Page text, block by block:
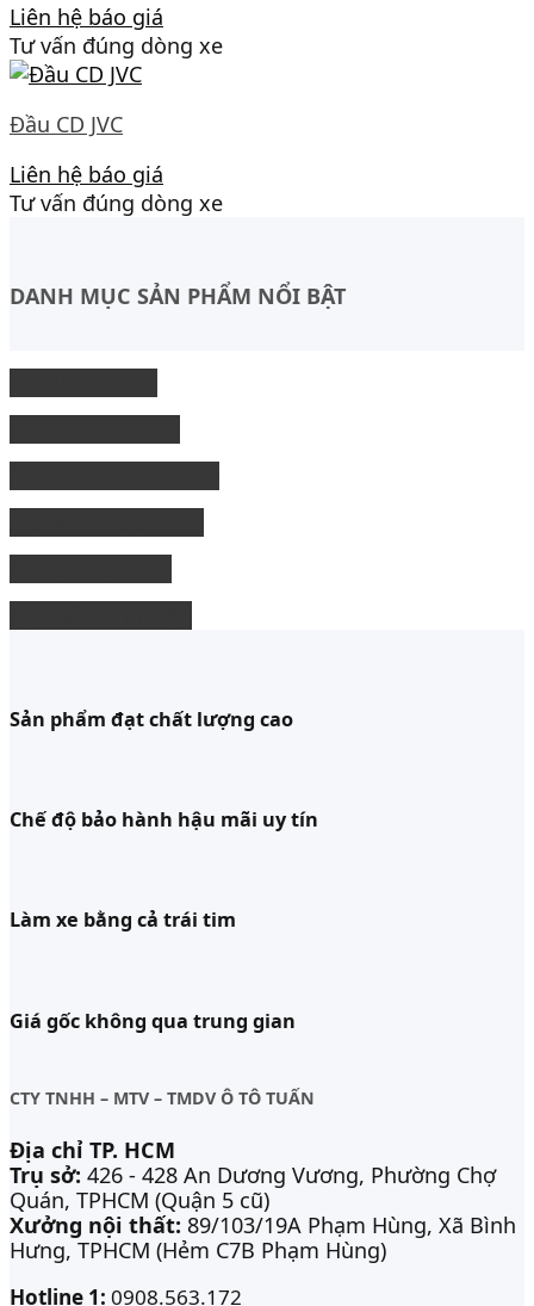
Liên hệ báo giá
Tư vấn đúng dòng xe
Đầu CD JVC
Liên hệ báo giá
Tư vấn đúng dòng xe
DANH MỤC SẢN PHẨM NỔI BẬT
Sản phẩm đạt chất lượng cao
Chế độ bảo hành hậu mãi uy tín
Làm xe bằng cả trái tim
Giá gốc không qua trung gian
CTY TNHH – MTV – TMDV Ô TÔ TUẤN
Địa chỉ TP. HCM
Trụ sở: 426 - 428 An Dương Vương, Phường Chợ
Quán, TPHCM (Quận 5 cũ)
Xưởng nội thất: 89/103/19A Phạm Hùng, Xã Bình
Hưng, TPHCM (Hẻm C7B Phạm Hùng)
Hotline 1: 0908.563.172